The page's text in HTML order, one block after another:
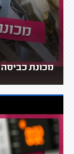
מכונת